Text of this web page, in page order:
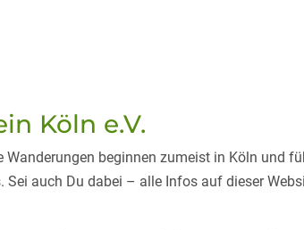
Köln e.V.
beginnen zumeist in Köln und
auch Du dabei – alle Infos auf dieser